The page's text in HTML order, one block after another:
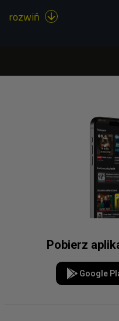
rozwiń 
Pobierz
Google